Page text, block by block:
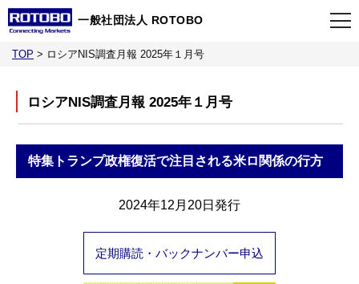
一般社団法人 ROTOBO
当会について
TOP > ロシアNIS調査月報 2025年１月号
ロシアNIS調査月報 2025年１月号
特集 トランプ政権復活で注目される米ロ関係の行方
2024年12月20日発行
定期購読・バックナンバー申込